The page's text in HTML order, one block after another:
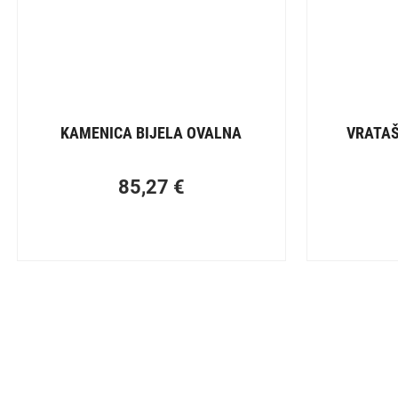
KAMENICA BIJELA OVALNA
85,27 €